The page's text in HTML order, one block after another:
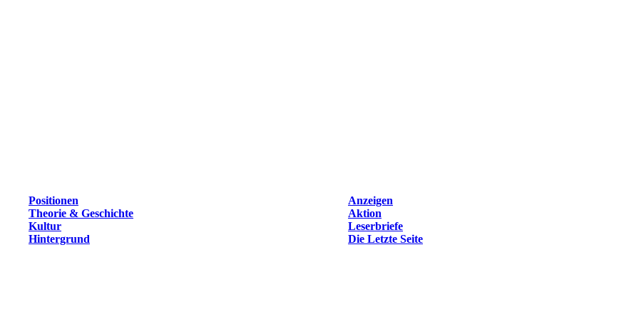
Positionen
Anzeigen
Theorie & Geschichte
Aktion
Kultur
Leserbriefe
Hintergrund Die Letzte Seite